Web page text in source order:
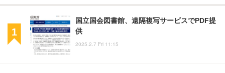
国立国会図書館、遠隔複写サービスでPDF提
供
2025.2.7 Fri 11:15